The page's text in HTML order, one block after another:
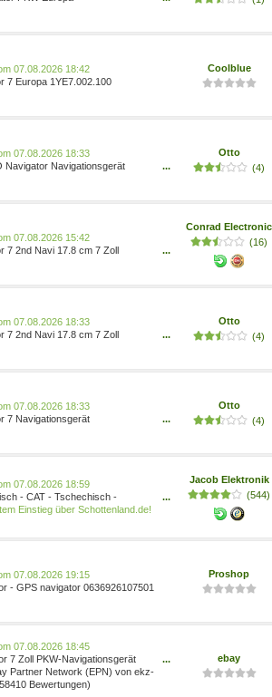
07.08.2026 18:42
7 Europa 1YE7.002.100
Coolblue
07.08.2026 18:33
Navigator Navigationsgerät
...
Otto
(4)
07.08.2026 15:42
7 2nd Navi 17.8 cm 7 Zoll
...
Conrad Electronic
(16)
07.08.2026 18:33
7 2nd Navi 17.8 cm 7 Zoll
...
Otto
(4)
07.08.2026 18:33
7 Navigationsgerät
...
Otto
(4)
07.08.2026 18:59
- CAT - Tschechisch -
- Englisch -
...
Einstieg über Schottenland.de!
Jacob Elektronik
(544)
07.08.2026 19:15
- GPS navigator 0636926107501
Proshop
07.08.2026 18:45
7 Zoll PKW-Navigationsgerät
1YE7.002.100
...
Partner Network (EPN) von ekz-
Bewertungen)
ebay